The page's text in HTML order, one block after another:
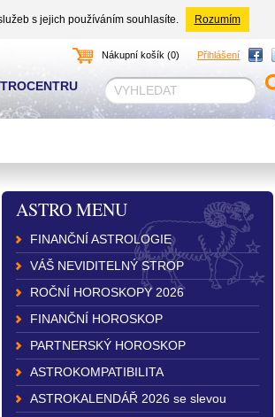
s jejich používáním souhlasíte. Rozumím
ASTRO MENU
FINANČNÍ ASTROLOGIE
VÁŠ NEVIDITELNÝ STROP
ROČNÍ HOROSKOPY 2026
FINANČNÍ HOROSKOP
PARTNERSKÝ HOROSKOP
ASTROKOMPATIBILITA
ASTROKALENDÁŘ 2026 se slevou
Přihlášení
Nákupní košík (0)